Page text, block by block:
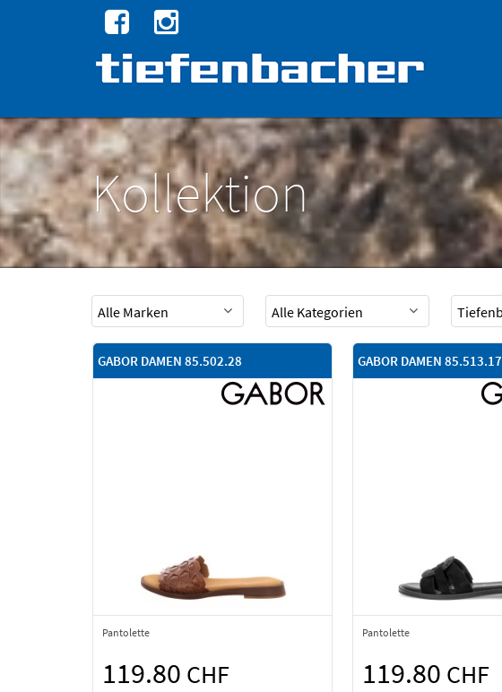
Kollektion
GABOR DAMEN 85.502.28
Pantolette
119.80 CHF
GABOR DAMEN 85.513.17
Pantolette
119.80 CHF